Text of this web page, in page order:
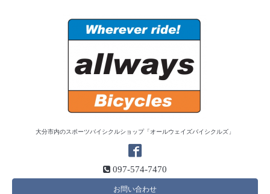
大分市内のスポーツバイシクルショップ「オールウェイズバイシクルズ」
097-574-7470
お問い合わせ